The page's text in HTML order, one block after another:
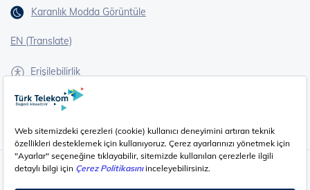
Karanlık Modda Görüntüle
EN (Translate)
Erişilebilirlik
İşaret Dili Çevirisi